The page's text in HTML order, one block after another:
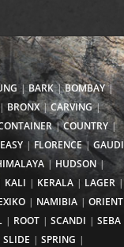
BARK
BOMBAY
BRONX
CARVING
COUNTRY
EASY FLORENCE
GAUDI
HUDSON
KALI KERALA
LAGER
NAMIBIA
ORIENT
ROOT SCANDI
SEBA
SLIDE
SPRING